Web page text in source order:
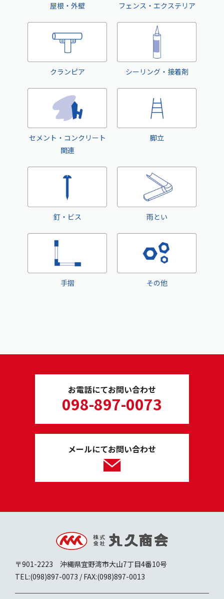
屋根・外壁 フェンス・エクステリア
クランピア シーリング・接着剤
セメント・コンクリート
関連
脚立
釘・ビス 雨とい
手摺 その他
お電話にてお問い合わせ
098-897-0073
メールにてお問い合わせ
〒901-2223 沖縄県宜野湾市大山7丁目4番10号
TEL:(098)897-0073 / FAX:(098)897-0013